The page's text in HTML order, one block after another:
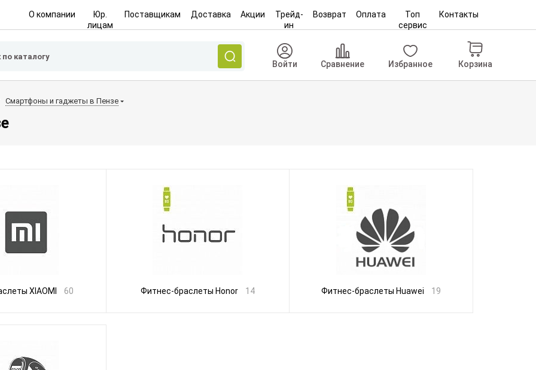
О компании
Юр.
лицам
Поставщикам Доставка Акции
Трейд-
ин
Возврат Оплата
Топ
сервис
Контакты
Войти Сравнение Избранное Корзина
Смартфоны и гаджеты в Пензе
XIAOMI 60 Фитнес-браслеты Honor 14 Фитнес-браслеты Huawei 19